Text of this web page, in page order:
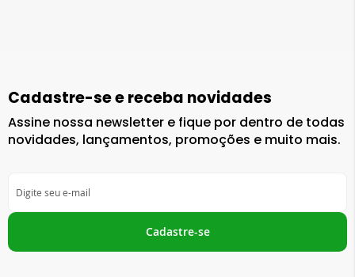
Cadastre-se e receba novidades
Assine nossa newsletter e fique por dentro de todas
novidades, lançamentos, promoções e muito mais.
se
na
Newsletter:
Cadastre-se